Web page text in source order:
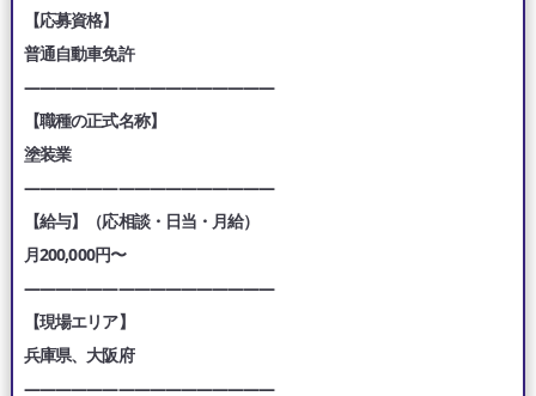
【応募資格】
普通自動車免許
————————————————
【職種の正式名称】
塗装業
————————————————
【給与】（応相談・日当・月給）
月200,000円〜
————————————————
【現場エリア】
兵庫県、大阪府
————————————————